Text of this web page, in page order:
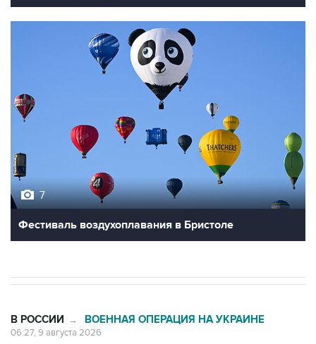
7
Фестиваль воздухоплавания в Бристоле
В РОССИИ → ВОЕННАЯ ОПЕРАЦИЯ НА УКРАИНЕ
06:27, 9 августа 2026